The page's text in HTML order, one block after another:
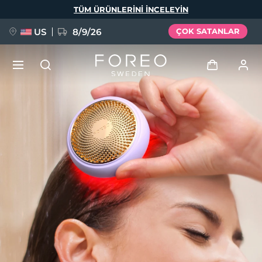
TÜM ÜRÜNLERINI INCELEYIN
US 8/9/26 ÇOK SATANLAR
Giriş
Kullanici profi̇li̇
Cihazlarım
Siparişlerim
Adresim
Aboneliklerim
FAQ™ Pure Beauty-Tech Elixir
BREAKING NEWS
issa™ Teeth Whitening Set
Dil Seçimi
Deutsch
Español
Français
Italiano
Português
Polski
Svenska
Русский
Türkçe
简体中文 繁體中文